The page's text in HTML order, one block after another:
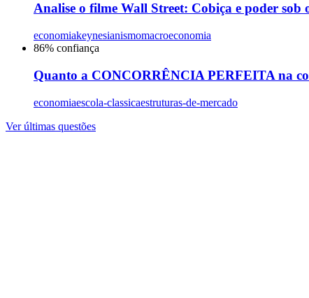
Analise o filme Wall Street: Cobiça e poder sob
economiakeynesianismomacroeconomia
86% confiança
Quanto a CONCORRÊNCIA PERFEITA na
economiaescola-classicaestruturas-de-mercado
Ver últimas questões